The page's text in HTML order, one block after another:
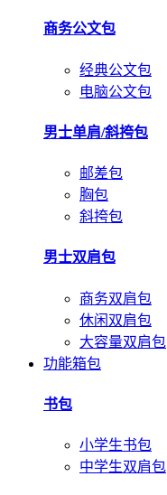
商务公文包
经典公文包
电脑公文包
男士单肩/斜挎包
邮差包
胸包
斜挎包
男士双肩包
商务双肩包
休闲双肩包
大容量双肩包
功能箱包
书包
小学生书包
中学生双肩包